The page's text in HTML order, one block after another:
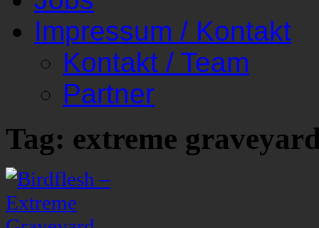
Impressum / Kontakt
Kontakt / Team
Partner
Tag: extreme